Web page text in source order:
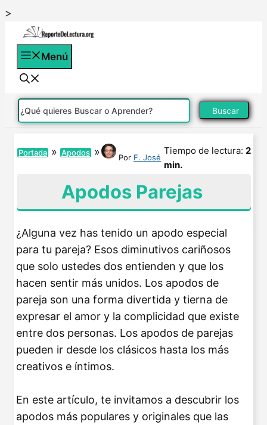
>
contenido
Menú
Buscar
Portada » Apodos » Por F. José
Tiempo de lectura: 2
min.
Apodos Parejas
¿Alguna vez has tenido un apodo especial
para tu pareja? Esos diminutivos cariñosos
que solo ustedes dos entienden y que los
hacen sentir más unidos. Los apodos de
pareja son una forma divertida y tierna de
expresar el amor y la complicidad que existe
entre dos personas. Los apodos de parejas
pueden ir desde los clásicos hasta los más
creativos e íntimos.
En este artículo, te invitamos a descubrir los
apodos más populares y originales que las